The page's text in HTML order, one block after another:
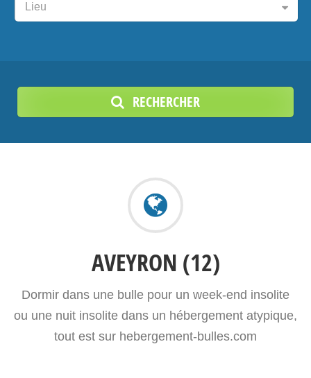
Lieu
RECHERCHER
AVEYRON (12)
Dormir dans une bulle pour un week-end insolite
ou une nuit insolite dans un hébergement atypique,
tout est sur hebergement-bulles.com